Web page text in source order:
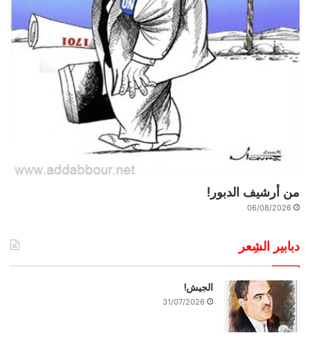
من أرشيف الدبور!
06/08/2026
دبابير الشِعر
الجيش!
31/07/2026